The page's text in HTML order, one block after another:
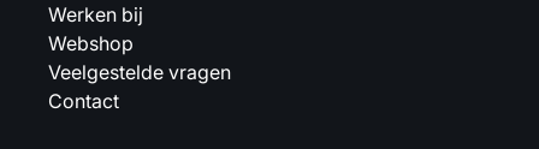
Werken bij
Webshop
Veelgestelde vragen
Contact